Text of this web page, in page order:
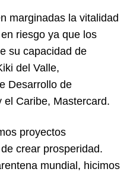
marginadas la vitalidad
riesgo ya que los
su capacidad de
del Valle,
Desarrollo de
el Caribe, Mastercard.
proyectos
crear prosperidad.
mundial, hicimos